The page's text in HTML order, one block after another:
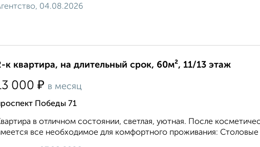
04.08.2026
к квартира, на длительный срок, 60м², 11/13 этаж
000 ₽ в месяц
Победы 71
в отличном состоянии, светлая, уютная. После
все необходимое для комфортного проживания: